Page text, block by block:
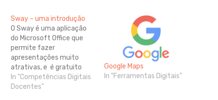
Sway – uma introdução
O Sway é uma aplicação
do Microsoft Office que
permite fazer
apresentações muito
atrativas, e é gratuito
para todos os utilizadores
de contas Microsoft
In "Competências Digitais
Docentes"
Google Maps
In "Ferramentas Digitais"